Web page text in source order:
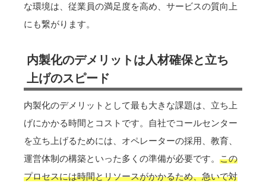
な環境は、従業員の満足度を高め、サービスの質向上
にも繋がります。
内製化のデメリットは人材確保と立ち
上げのスピード
内製化のデメリットとして最も大きな課題は、立ち上
げにかかる時間とコストです。自社でコールセンター
を立ち上げるためには、オペレーターの採用、教育、
運営体制の構築といった多くの準備が必要です。 この
プロセスには時間とリソースがかかるため、急いで対